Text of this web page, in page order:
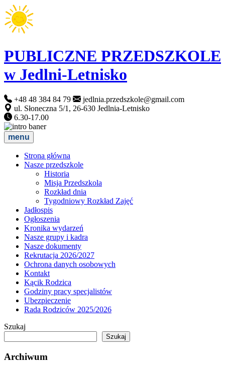
PUBLICZNE PRZEDSZKOLE
w Jedlni-Letnisko
+48 48 384 84 79
jedlnia.przedszkole@gmail.com
ul. Słoneczna 5/1, 26-630 Jedlnia-Letnisko
6.30-17.00
menu
Strona główna
Nasze przedszkole
Historia
Misja Przedszkola
Rozkład dnia
Tygodniowy Rozkład Zajęć
Jadłospis
Ogłoszenia
Kronika wydarzeń
Nasze grupy i kadra
Nasze dokumenty
Rekrutacja 2026/2027
Ochrona danych osobowych
Kontakt
Kącik Rodzica
Godziny pracy specjalistów
Ubezpieczenie
Rada Rodziców 2025/2026
Szukaj
Szukaj
Archiwum